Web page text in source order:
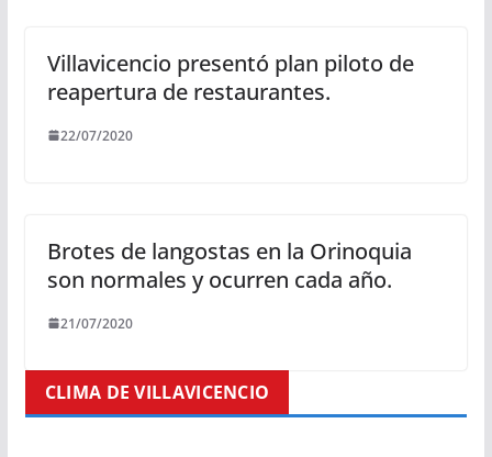
Villavicencio presentó plan piloto de
reapertura de restaurantes.
22/07/2020
Brotes de langostas en la Orinoquia
son normales y ocurren cada año.
21/07/2020
CLIMA DE VILLAVICENCIO